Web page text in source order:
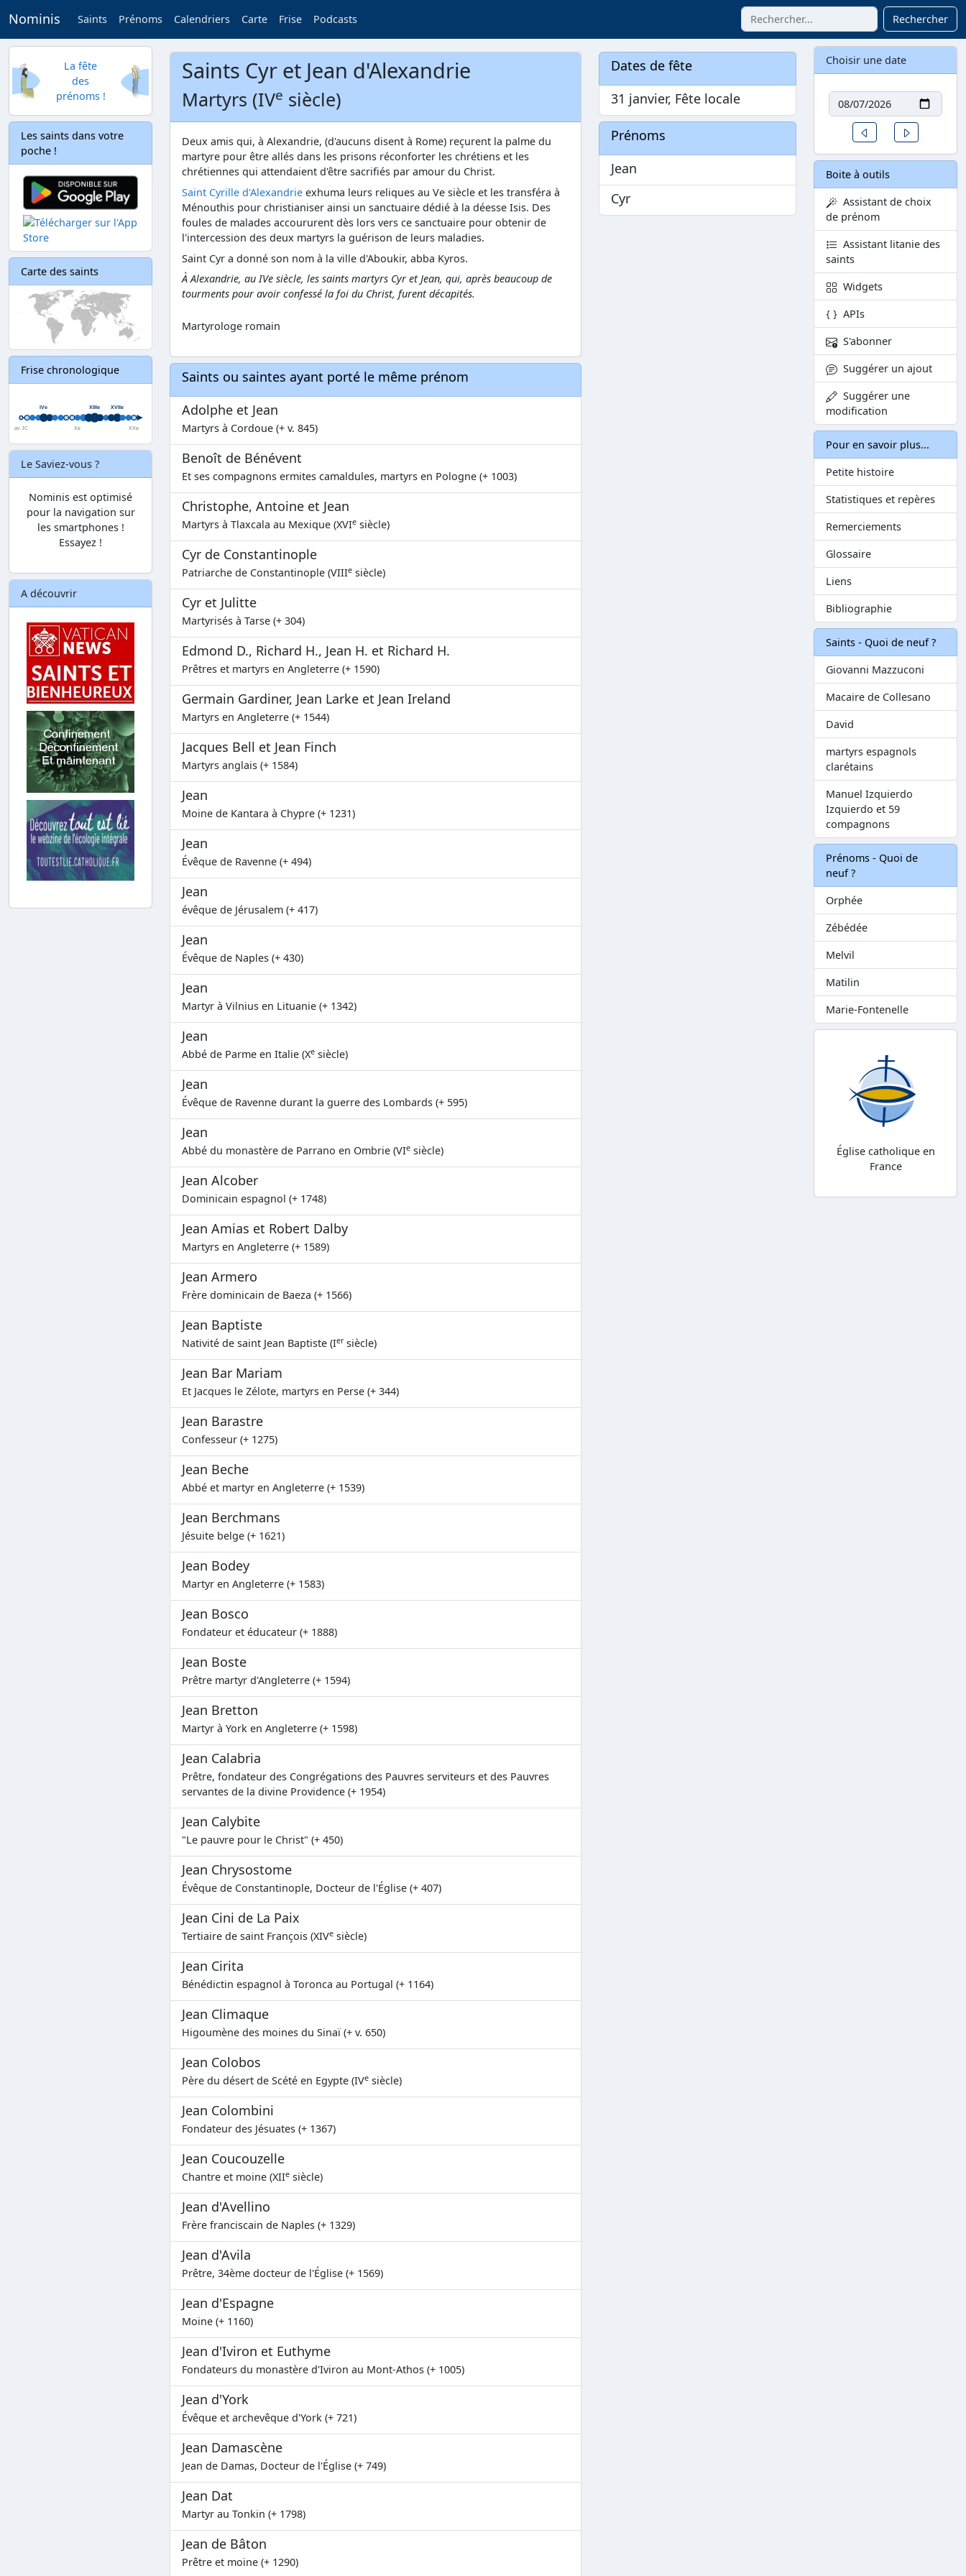
Nominis Saints Prénoms Calendriers Carte Frise Podcasts Rechercher
La fête
des
prénoms !
Les saints dans votre
poche !
Carte des saints
Frise chronologique
Le Saviez-vous ?
Nominis est optimisé
pour la navigation sur
les smartphones !
Essayez !
A découvrir
Saints Cyr et Jean d'Alexandrie
Martyrs (IVe siècle)
Deux amis qui, à Alexandrie, (d'aucuns disent à Rome) reçurent la palme du
martyre pour être allés dans les prisons réconforter les chrétiens et les
chrétiennes qui attendaient d'être sacrifiés par amour du Christ.
Saint Cyrille d'Alexandrie exhuma leurs reliques au Ve siècle et les transféra à
Ménouthis pour christianiser ainsi un sanctuaire dédié à la déesse Isis. Des
foules de malades accoururent dès lors vers ce sanctuaire pour obtenir de
l'intercession des deux martyrs la guérison de leurs maladies.
Saint Cyr a donné son nom à la ville d'Aboukir, abba Kyros.
À Alexandrie, au IVe siècle, les saints martyrs Cyr et Jean, qui, après beaucoup de
tourments pour avoir confessé la foi du Christ, furent décapités.
Martyrologe romain
Saints ou saintes ayant porté le même prénom
Adolphe et Jean
Martyrs à Cordoue (+ v. 845)
Benoît de Bénévent
Et ses compagnons ermites camaldules, martyrs en Pologne (+ 1003)
Christophe, Antoine et Jean
Martyrs à Tlaxcala au Mexique (XVIe siècle)
Cyr de Constantinople
Patriarche de Constantinople (VIIIe siècle)
Cyr et Julitte
Martyrisés à Tarse (+ 304)
Edmond D., Richard H., Jean H. et Richard H.
Prêtres et martyrs en Angleterre (+ 1590)
Germain Gardiner, Jean Larke et Jean Ireland
Martyrs en Angleterre (+ 1544)
Jacques Bell et Jean Finch
Martyrs anglais (+ 1584)
Jean
Moine de Kantara à Chypre (+ 1231)
Jean
Évêque de Ravenne (+ 494)
Jean
évêque de Jérusalem (+ 417)
Jean
Évêque de Naples (+ 430)
Jean
Martyr à Vilnius en Lituanie (+ 1342)
Jean
Abbé de Parme en Italie (Xe siècle)
Jean
Évêque de Ravenne durant la guerre des Lombards (+ 595)
Jean
Abbé du monastère de Parrano en Ombrie (VIe siècle)
Jean Alcober
Dominicain espagnol (+ 1748)
Jean Amias et Robert Dalby
Martyrs en Angleterre (+ 1589)
Jean Armero
Frère dominicain de Baeza (+ 1566)
Jean Baptiste
Nativité de saint Jean Baptiste (Iersiècle)
Jean Bar Mariam
Et Jacques le Zélote, martyrs en Perse (+ 344)
Jean Barastre
Confesseur (+ 1275)
Jean Beche
Abbé et martyr en Angleterre (+ 1539)
Jean Berchmans
Jésuite belge (+ 1621)
Jean Bodey
Martyr en Angleterre (+ 1583)
Jean Bosco
Fondateur et éducateur (+ 1888)
Jean Boste
Prêtre martyr d'Angleterre (+ 1594)
Jean Bretton
Martyr à York en Angleterre (+ 1598)
Jean Calabria
Prêtre, fondateur des Congrégations des Pauvres serviteurs et des Pauvres
servantes de la divine Providence (+ 1954)
Jean Calybite
"Le pauvre pour le Christ" (+ 450)
Jean Chrysostome
Évêque de Constantinople, Docteur de l'Église (+ 407)
Jean Cini de La Paix
Tertiaire de saint François (XIVe siècle)
Jean Cirita
Bénédictin espagnol à Toronca au Portugal (+ 1164)
Jean Climaque
Higoumène des moines du Sinaï (+ v. 650)
Jean Colobos
Père du désert de Scété en Egypte (IVe siècle)
Jean Colombini
Fondateur des Jésuates (+ 1367)
Jean Coucouzelle
Chantre et moine (XIIe siècle)
Jean d'Avellino
Frère franciscain de Naples (+ 1329)
Jean d'Avila
Prêtre, 34ème docteur de l'Église (+ 1569)
Jean d'Espagne
Moine (+ 1160)
Jean d'Iviron et Euthyme
Fondateurs du monastère d'Iviron au Mont-Athos (+ 1005)
Jean d'York
Évêque et archevêque d'York (+ 721)
Jean Damascène
Jean de Damas, Docteur de l'Église (+ 749)
Jean Dat
Martyr au Tonkin (+ 1798)
Jean de Bâton
Prêtre et moine (+ 1290)
Dates de fête
31 janvier, Fête locale
Prénoms
Jean
Cyr
Choisir une date
Date
Un jour avant
Boite à outils
Assistant de choix
de prénom
Assistant litanie des
saints
Widgets
APIs
S'abonner
Suggérer un ajout
Suggérer une
modification
Pour en savoir plus...
Petite histoire
Statistiques et repères
Remerciements
Glossaire
Liens
Bibliographie
Saints - Quoi de neuf ?
Giovanni Mazzuconi
Macaire de Collesano
David
martyrs espagnols
clarétains
Manuel Izquierdo
Izquierdo et 59
compagnons
Prénoms - Quoi de
neuf ?
Orphée
Zébédée
Melvil
Matilin
Marie-Fontenelle
Église catholique en
France